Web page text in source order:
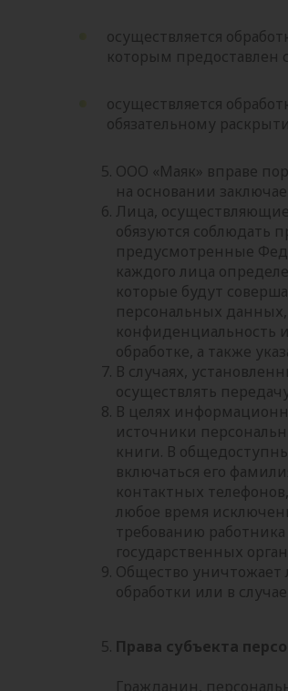
осуществляется
которым предоставлен
осуществляется
обязательному
ООО «Маяк» вправе
на основании
Лица,
обязуются соблюдать
предусмотренные
каждого лица
которые будут
персональных данных,
конфиденциальность
обработке, а также
В случаях,
осуществлять
В целях
источники
книги. В
включаться его
контактных
любое время
требованию
государственных
Общество уничтожает
обработки или в
Права субъекта
Гражданин,